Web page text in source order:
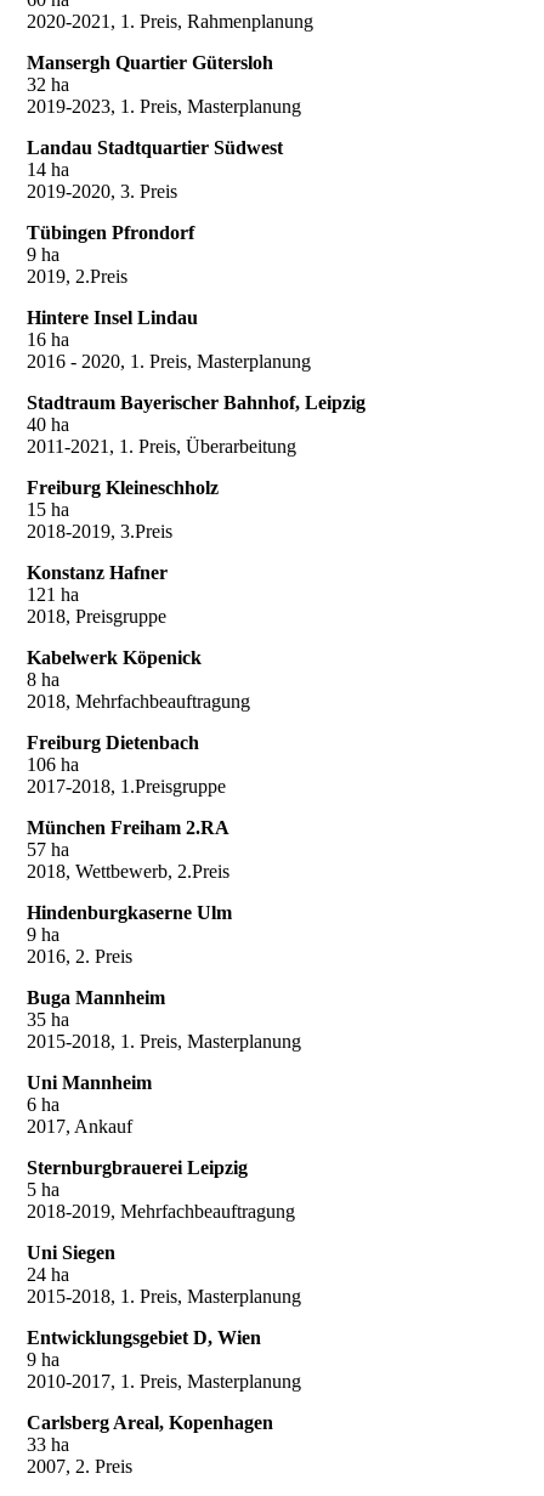
2020-2021, 1. Preis, Rahmenplanung
Mansergh Quartier Gütersloh
32 ha
2019-2023, 1. Preis, Masterplanung
Landau Stadtquartier Südwest
14 ha
2019-2020, 3. Preis
Tübingen Pfrondorf
9 ha
2019, 2.Preis
Hintere Insel Lindau
16 ha
2016 - 2020, 1. Preis, Masterplanung
Stadtraum Bayerischer Bahnhof, Leipzig
40 ha
2011-2021, 1. Preis, Überarbeitung
Freiburg Kleineschholz
15 ha
2018-2019, 3.Preis
Konstanz Hafner
121 ha
2018, Preisgruppe
Kabelwerk Köpenick
8 ha
2018, Mehrfachbeauftragung
Freiburg Dietenbach
106 ha
2017-2018, 1.Preisgruppe
München Freiham 2.RA
57 ha
2018, Wettbewerb, 2.Preis
Hindenburgkaserne Ulm
9 ha
2016, 2. Preis
Buga Mannheim
35 ha
2015-2018, 1. Preis, Masterplanung
Uni Mannheim
6 ha
2017, Ankauf
Sternburgbrauerei Leipzig
5 ha
2018-2019, Mehrfachbeauftragung
Uni Siegen
24 ha
2015-2018, 1. Preis, Masterplanung
Entwicklungsgebiet D, Wien
9 ha
2010-2017, 1. Preis, Masterplanung
Carlsberg Areal, Kopenhagen
33 ha
2007, 2. Preis